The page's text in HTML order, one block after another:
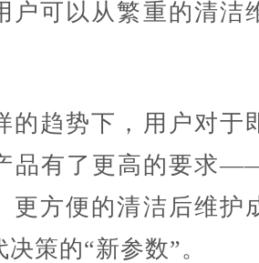
户可以从繁重的清洁
趋势下，用户对于
品有了更高的要求
更方便的清洁后维护
策的“新参数”。